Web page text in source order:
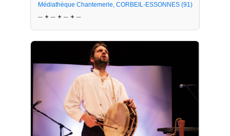
Médiathèque Chantemerle, CORBEIL-ESSONNES (91)
─ ✦ ─ ✦ ─ ✦ ─